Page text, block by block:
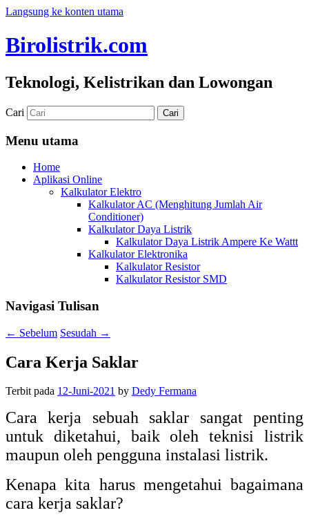
Langsung ke konten utama
Birolistrik.com
Teknologi, Kelistrikan dan Lowongan
Cari
Menu utama
Home
Aplikasi Online
Kalkulator Elektro
Kalkulator AC (Menghitung Jumlah Air
Conditioner)
Kalkulator Daya Listrik
Kalkulator Daya Listrik Ampere Ke Wattt
Kalkulator Elektronika
Kalkulator Resistor
Kalkulator Resistor SMD
Navigasi Tulisan
← Sebelum Sesudah →
Cara Kerja Saklar
Terbit pada 12-Juni-2021 by Dedy Fermana
Cara kerja sebuah saklar sangat penting
untuk diketahui, baik oleh teknisi listrik
maupun oleh pengguna instalasi listrik.
Kenapa kita harus mengetahui bagaimana
cara kerja saklar?